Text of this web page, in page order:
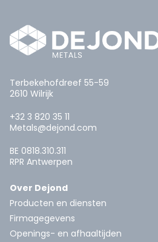
Terbekehofdreef 55-59
2610 Wilrijk
+32 3 820 35 11
Metals@dejond.com
BE 0818.310.311
RPR Antwerpen
Over Dejond
Producten en diensten
Firmagegevens
Openings- en afhaaltijden